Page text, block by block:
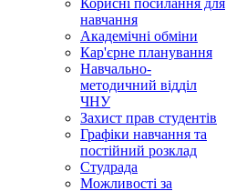
Корисні посилання для
навчання
Академічні обміни
Кар'єрне планування
Навчально-
методичний відділ
ЧНУ
Захист прав студентів
Графіки навчання та
постійний розклад
Студрада
Можливості за